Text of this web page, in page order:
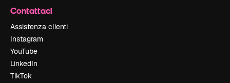
Contattaci
Assistenza clienti
Instagram
YouTube
LinkedIn
TikTok